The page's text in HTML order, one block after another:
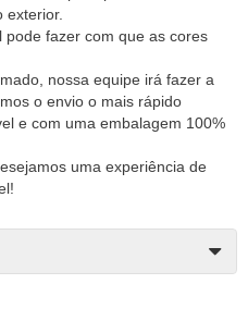
exterior.
pode fazer com que as cores
nossa equipe irá fazer a
o envio o mais rápido
e com uma embalagem 100%
uma experiência de